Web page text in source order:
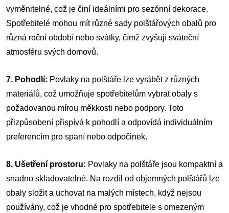
vyměnitelné, což je činí ideálními pro sezónní dekorace.
Spotřebitelé mohou mít různé sady polštářových obalů pro
různá roční období nebo svátky, čímž zvyšují sváteční
atmosféru svých domovů.
7. Pohodlí: Povlaky na polštáře lze vyrábět z různých
materiálů, což umožňuje spotřebitelům vybrat obaly s
požadovanou mírou měkkosti nebo podpory. Toto
přizpůsobení přispívá k pohodlí a odpovídá individuálním
preferencím pro spaní nebo odpočinek.
8. Ušetření prostoru: Povlaky na polštáře jsou kompaktní a
snadno skladovatelné. Na rozdíl od objemných polštářů lze
obaly složit a uchovat na malých místech, když nejsou
používány, což je vhodné pro spotřebitele s omezeným